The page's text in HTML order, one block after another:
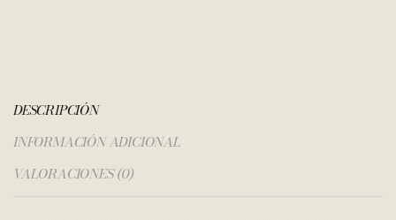
DESCRIPCIÓN
INFORMACIÓN ADICIONAL
VALORACIONES (0)